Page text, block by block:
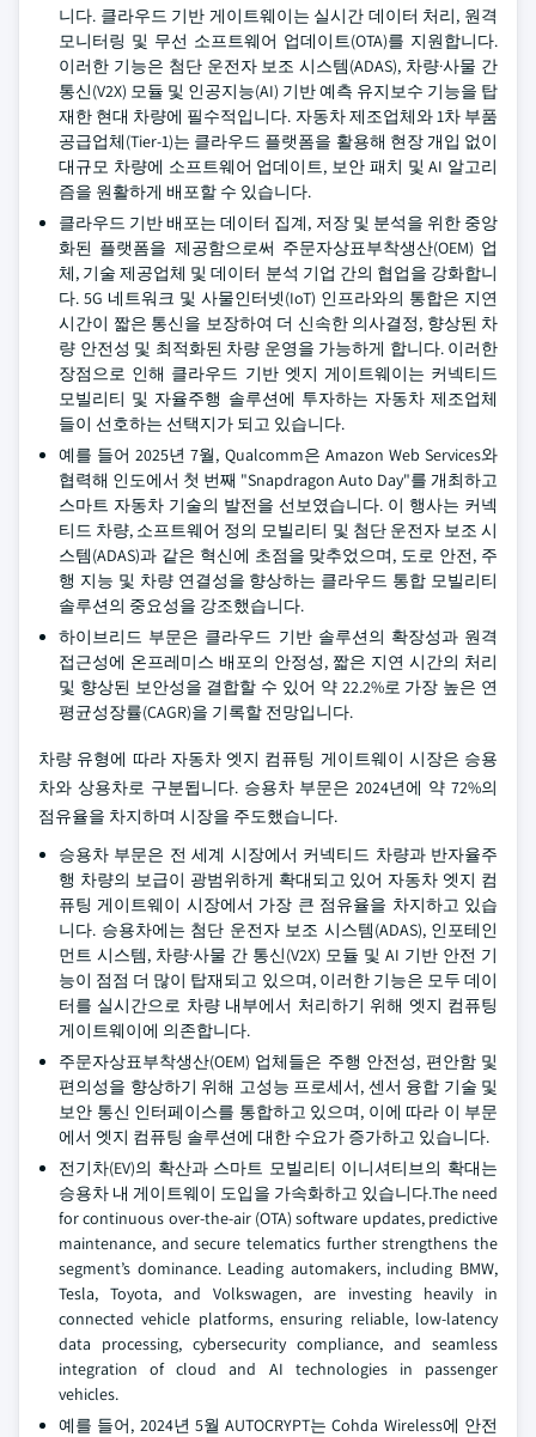
니다. 클라우드 기반 게이트웨이는 실시간 데이터 처리, 원격
모니터링 및 무선 소프트웨어 업데이트(OTA)를 지원합니다.
이러한 기능은 첨단 운전자 보조 시스템(ADAS), 차량·사물 간
통신(V2X) 모듈 및 인공지능(AI) 기반 예측 유지보수 기능을 탑
재한 현대 차량에 필수적입니다. 자동차 제조업체와 1차 부품
공급업체(Tier-1)는 클라우드 플랫폼을 활용해 현장 개입 없이
대규모 차량에 소프트웨어 업데이트, 보안 패치 및 AI 알고리
즘을 원활하게 배포할 수 있습니다.
클라우드 기반 배포는 데이터 집계, 저장 및 분석을 위한 중앙
화된 플랫폼을 제공함으로써 주문자상표부착생산(OEM) 업
체, 기술 제공업체 및 데이터 분석 기업 간의 협업을 강화합니
다. 5G 네트워크 및 사물인터넷(IoT) 인프라와의 통합은 지연
시간이 짧은 통신을 보장하여 더 신속한 의사결정, 향상된 차
량 안전성 및 최적화된 차량 운영을 가능하게 합니다. 이러한
장점으로 인해 클라우드 기반 엣지 게이트웨이는 커넥티드
모빌리티 및 자율주행 솔루션에 투자하는 자동차 제조업체
들이 선호하는 선택지가 되고 있습니다.
예를 들어 2025년 7월, Qualcomm은 Amazon Web Services와
협력해 인도에서 첫 번째 "Snapdragon Auto Day"를 개최하고
스마트 자동차 기술의 발전을 선보였습니다. 이 행사는 커넥
티드 차량, 소프트웨어 정의 모빌리티 및 첨단 운전자 보조 시
스템(ADAS)과 같은 혁신에 초점을 맞추었으며, 도로 안전, 주
행 지능 및 차량 연결성을 향상하는 클라우드 통합 모빌리티
솔루션의 중요성을 강조했습니다.
하이브리드 부문은 클라우드 기반 솔루션의 확장성과 원격
접근성에 온프레미스 배포의 안정성, 짧은 지연 시간의 처리
및 향상된 보안성을 결합할 수 있어 약 22.2%로 가장 높은 연
평균성장률(CAGR)을 기록할 전망입니다.
차량 유형에 따라 자동차 엣지 컴퓨팅 게이트웨이 시장은 승용
차와 상용차로 구분됩니다. 승용차 부문은 2024년에 약 72%의
점유율을 차지하며 시장을 주도했습니다.
승용차 부문은 전 세계 시장에서 커넥티드 차량과 반자율주
행 차량의 보급이 광범위하게 확대되고 있어 자동차 엣지 컴
퓨팅 게이트웨이 시장에서 가장 큰 점유율을 차지하고 있습
니다. 승용차에는 첨단 운전자 보조 시스템(ADAS), 인포테인
먼트 시스템, 차량·사물 간 통신(V2X) 모듈 및 AI 기반 안전 기
능이 점점 더 많이 탑재되고 있으며, 이러한 기능은 모두 데이
터를 실시간으로 차량 내부에서 처리하기 위해 엣지 컴퓨팅
게이트웨이에 의존합니다.
주문자상표부착생산(OEM) 업체들은 주행 안전성, 편안함 및
편의성을 향상하기 위해 고성능 프로세서, 센서 융합 기술 및
보안 통신 인터페이스를 통합하고 있으며, 이에 따라 이 부문
에서 엣지 컴퓨팅 솔루션에 대한 수요가 증가하고 있습니다.
전기차(EV)의 확산과 스마트 모빌리티 이니셔티브의 확대는
승용차 내 게이트웨이 도입을 가속화하고 있습니다.The need
for continuous over-the-air (OTA) software updates, predictive
maintenance, and secure telematics further strengthens the
segment’s dominance. Leading automakers, including BMW,
Tesla, Toyota, and Volkswagen, are investing heavily in
connected vehicle platforms, ensuring reliable, low-latency
data processing, cybersecurity compliance, and seamless
integration of cloud and AI technologies in passenger
vehicles.
예를 들어, 2024년 5월 AUTOCRYPT는 Cohda Wireless에 안전